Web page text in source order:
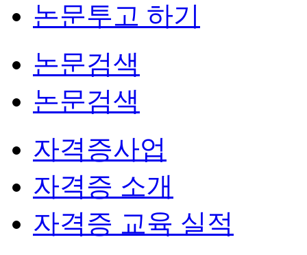
논문투고 하기
논문검색
논문검색
자격증사업
자격증 소개
자격증 교육 실적